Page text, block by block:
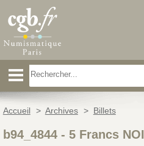
Accueil > Archives > Billets
b94_4844- 5 Francs